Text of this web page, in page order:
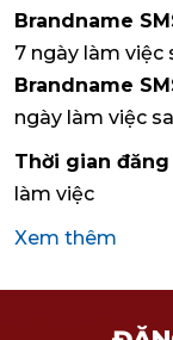
Brandname
7 ngày làm việc
Brandname
ngày làm việc
Thời gian đăng
làm việc
Xem thêm